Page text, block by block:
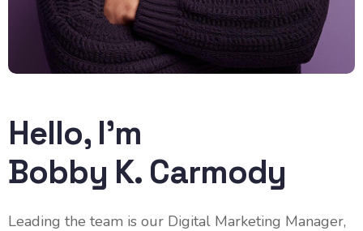
Hello, I’m
Bobby K. Carmody
Leading the team is our Digital Marketing Manager,